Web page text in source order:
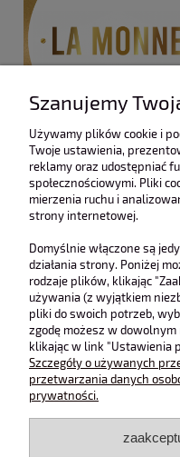
Opis
Koszty dostawy
Cena nie zawiera
Poznaj ELISABETT –
luksus i perfekcję. Premium
idealnie taliowana
elegancją. Dopełnieniem są
spójny, niezwykle
Szanujemy
Używamy plików cookie i
Twoje ustawienia,
reklamy oraz udostępniać
społecznościowymi. Pliki
mierzenia ruchu i
strony internetowej.
Domyślnie włączone są
działania strony. Poniżej
rodzaje plików, klikając
używania (z wyjątkiem
pliki do swoich potrzeb,
zgodę możesz w dowolnym
klikając w link "Ustawienia
Szczegóły o używanych
przetwarzania danych
prywatności.